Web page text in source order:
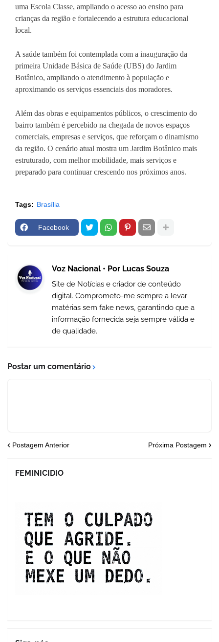
uma Escola Classe, ampliando o acesso ao ensino para
crianças da região e fortalecendo a estrutura educacional
local.
A saúde também foi contemplada com a inauguração da
primeira Unidade Básica de Saúde (UBS) do Jardim
Botânico, ampliando o atendimento à população e
aproximando os serviços essenciais dos moradores.
Além das obras e equipamentos públicos, o crescimento do
bairro também é percebido na chegada de novos espaços
comerciais, empresas e serviços, que reforçam o dinamismo
da região. O cenário atual mostra um Jardim Botânico mais
estruturado, com melhor mobilidade, mais serviços e
preparado para continuar crescendo nos próximos anos.
Tags: Brasília
Facebook
Voz Nacional • Por Lucas Souza
Site de Notícias e criador de conteúdo
digital. Comprometo-me sempre a levar
matérias sem fake news, garantindo que a
informação fornecida seja sempre válida e
de qualidade.
Postar um comentário
Postagem Anterior Próxima Postagem
FEMINICIDIO